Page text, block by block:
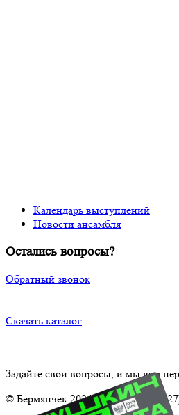
Календарь выступлений
Новости ансамбля
Остались вопросы?
Обратный звонок
Скачать каталог
Задайте свои вопросы, и мы вам
© Бермянчек 2024 Телефон.: +7